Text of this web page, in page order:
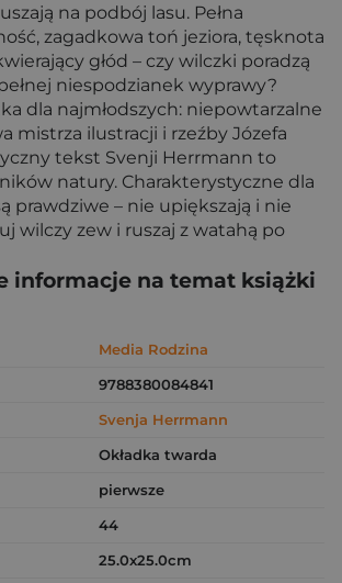
na podbój lasu. Pełna
zagadkowa toń jeziora, tęsknota
głód – czy wilczki poradzą
niespodzianek wyprawy?
dla najmłodszych: niepowtarzalne
mistrza ilustracji i rzeźby Józefa
tekst Svenji Herrmann to
natury. Charakterystyczne dla
prawdziwe – nie upiększają i nie
wilczy zew i ruszaj z watahą po
informacje na temat książki
Media Rodzina
9788380084841
Svenja Herrmann
Okładka twarda
pierwsze
44
25.0x25.0cm